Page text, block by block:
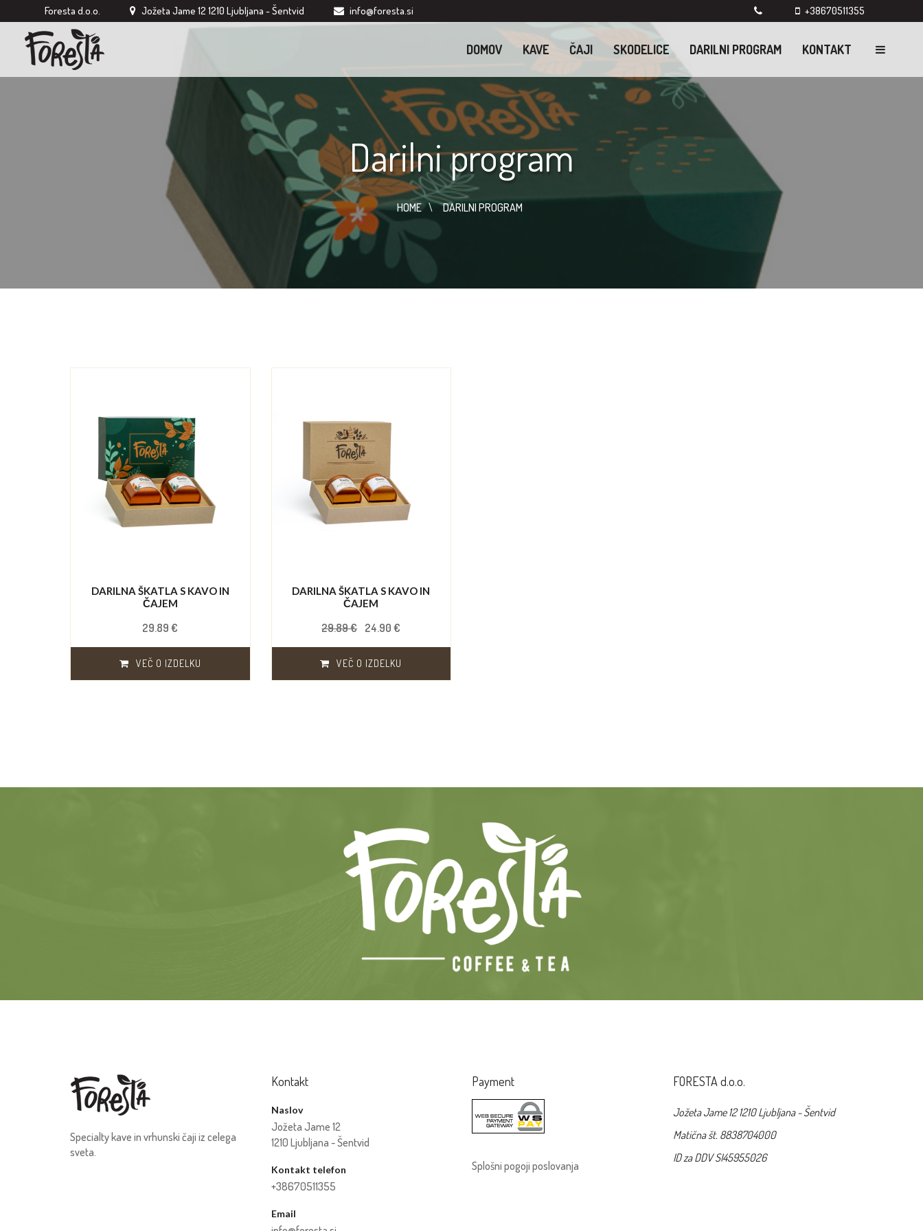
Foresta d.o.o. Jožeta Jame 12 1210 Ljubljana - Šentvid info@foresta.si +38670511355
DOMOV KAVE ČAJI SKODELICE DARILNI PROGRAM KONTAKT
Darilni program
HOME DARILNI PROGRAM
DARILNA ŠKATLA S KAVO IN
ČAJEM
29.89 €
VEČ O IZDELKU
DARILNA ŠKATLA S KAVO IN
ČAJEM
29.89 € 24.90 €
VEČ O IZDELKU
Specialty kave in vrhunski čaji iz celega
sveta.
Kontakt
Naslov
Jožeta Jame 12
1210 Ljubljana - Šentvid
Kontakt telefon
+38670511355
Email
Payment
Splošni pogoji poslovanja
FORESTA d.o.o.
Jožeta Jame 12 1210 Ljubljana - Šentvid
Matična št. 8838704000
ID za DDV SI45955026